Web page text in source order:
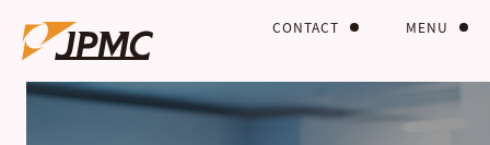
MENU
CONTACT